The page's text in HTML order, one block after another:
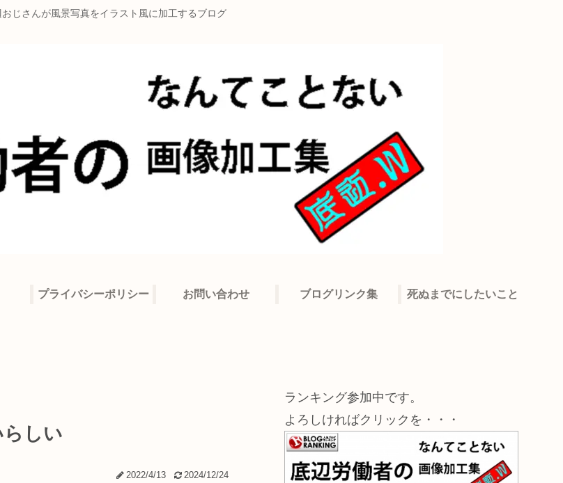
じさんが風景写真をイラスト風に加工するブログ
プライバシーポリシー お問い合わせ ブログリンク集 死ぬまでにしたいこと
しい
2022/4/13 2024/12/24
ランキング参加中です。
よろしければクリックを・・・